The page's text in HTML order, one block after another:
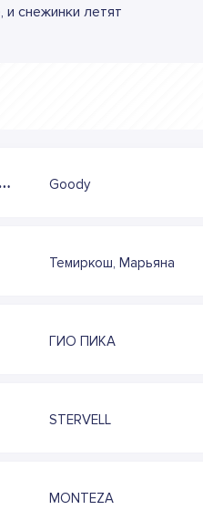
и снежинки летят
Первый белый снег я забываю кто мы Goody
Темиркош, Марьяна
ГИО ПИКА
STERVELL
MONTEZA